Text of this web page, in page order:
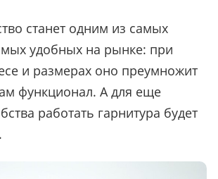
станет одним из самых
удобных на рынке: при
и размерах оно преумножит
функционал. А для еще
работать гарнитура будет